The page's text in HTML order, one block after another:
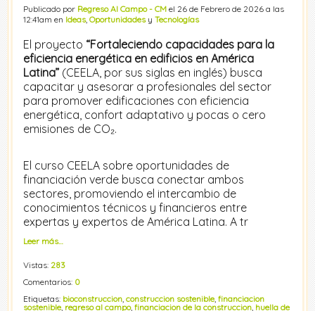
Publicado por Regreso Al Campo - CM el 26 de Febrero de 2026 a las
12:41am en Ideas, Oportunidadesy Tecnologías
El proyecto “Fortaleciendo capacidades para la
eficiencia energética en edificios en América
Latina” (CEELA, por sus siglas en inglés) busca
capacitar y asesorar a profesionales del sector
para promover edificaciones con eficiencia
energética, confort adaptativo y pocas o cero
emisiones de CO₂.
El curso CEELA sobre oportunidades de
financiación verde busca conectar ambos
sectores, promoviendo el intercambio de
conocimientos técnicos y financieros entre
expertas y expertos de América Latina. A tr
Leer más…
Vistas: 283
Comentarios: 0
Etiquetas: bioconstruccion construccion sostenible financiacion
sostenible regreso al campo, financiacion de la construccion huella de